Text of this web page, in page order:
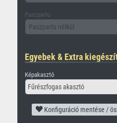
Paszpartu
Paszpartu nélkül
Egyebek & Extra
Képakasztó
Fűrészfogas akasztó
Konfiguráció mentése /